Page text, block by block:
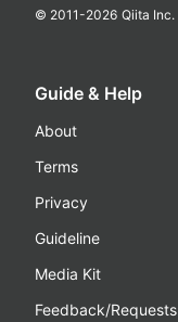
© 2011-2026 Qiita Inc.
Guide & Help
About
Terms
Privacy
Guideline
Media Kit
Feedback/Requests